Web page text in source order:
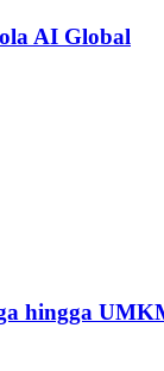
AI Global
hingga